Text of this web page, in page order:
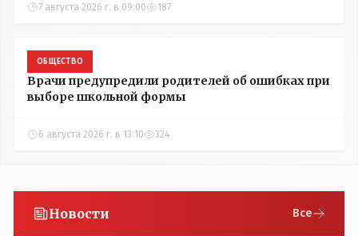
7 августа 2026 г. в 09:00 187
ОБЩЕСТВО
Врачи предупредили родителей об ошибках при
выборе школьной формы
6 августа 2026 г. в 13:10 324
Новости Все